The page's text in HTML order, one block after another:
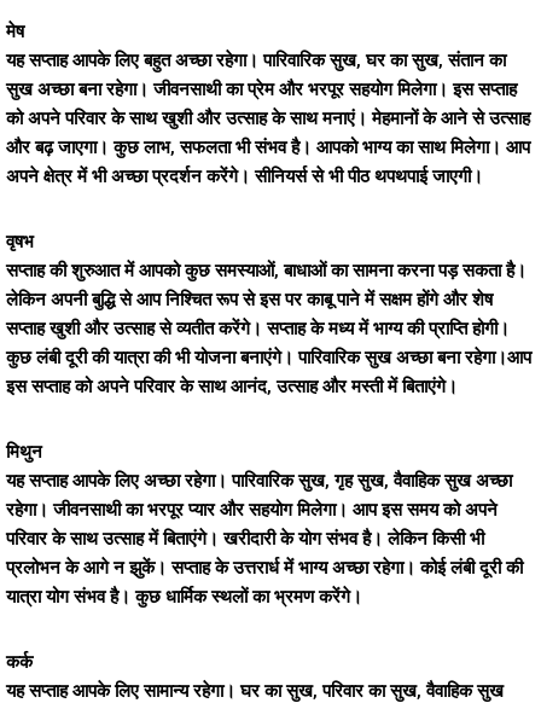
मेष
यह सप्ताह आपके लिए बहुत अच्छा रहेगा। पारिवारिक सुख, घर का सुख, संतान का
सुख अच्छा बना रहेगा। जीवनसाथी का प्रेम और भरपूर सहयोग मिलेगा। इस सप्ताह
को अपने परिवार के साथ खुशी और उत्साह के साथ मनाएं। मेहमानों के आने से उत्साह
और बढ़ जाएगा। कुछ लाभ, सफलता भी संभव है। आपको भाग्य का साथ मिलेगा। आप
अपने क्षेत्र में भी अच्छा प्रदर्शन करेंगे। सीनियर्स से भी पीठ थपथपाई जाएगी।
वृषभ
सप्ताह की शुरुआत में आपको कुछ समस्याओं, बाधाओं का सामना करना पड़ सकता है।
लेकिन अपनी बुद्धि से आप निश्चित रूप से इस पर काबू पाने में सक्षम होंगे और शेष
सप्ताह खुशी और उत्साह से व्यतीत करेंगे। सप्ताह के मध्य में भाग्य की प्राप्ति होगी।
कुछ लंबी दूरी की यात्रा की भी योजना बनाएंगे। पारिवारिक सुख अच्छा बना रहेगा।आप
इस सप्ताह को अपने परिवार के साथ आनंद, उत्साह और मस्ती में बिताएंगे।
मिथुन
यह सप्ताह आपके लिए अच्छा रहेगा। पारिवारिक सुख, गृह सुख, वैवाहिक सुख अच्छा
रहेगा। जीवनसाथी का भरपूर प्यार और सहयोग मिलेगा। आप इस समय को अपने
परिवार के साथ उत्साह में बिताएंगे। खरीदारी के योग संभव है। लेकिन किसी भी
प्रलोभन के आगे न झुकें। सप्ताह के उत्तरार्ध में भाग्य अच्छा रहेगा। कोई लंबी दूरी की
यात्रा योग संभव है। कुछ धार्मिक स्थलों का भ्रमण करेंगे।
कर्क
यह सप्ताह आपके लिए सामान्य रहेगा। घर का सुख, परिवार का सुख, वैवाहिक सुख